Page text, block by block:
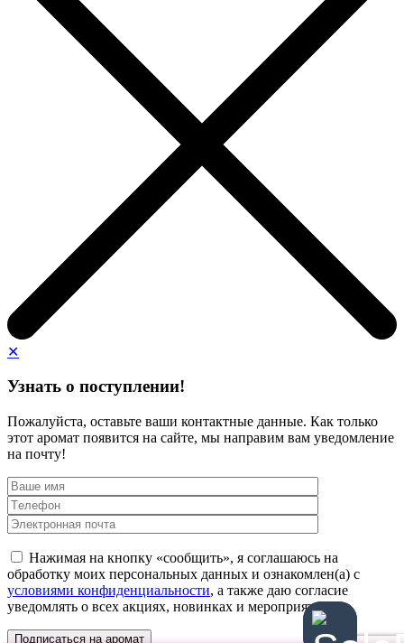
✕
Узнать о поступлении!
Пожалуйста, оставьте ваши контактные данные. Как только
этот аромат появится на сайте, мы направим вам уведомление
на почту!
Нажимая на кнопку «сообщить», я соглашаюсь на
обработку моих персональных данных и ознакомлен(а) с
условиями конфиденциальности, а также даю согласие
уведомлять о всех акциях, новинках и мероприятиях